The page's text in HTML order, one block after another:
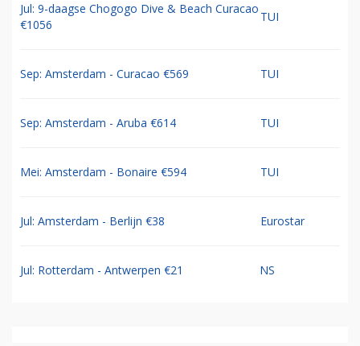
Jul: 9-daagse Chogogo Dive & Beach Curacao
€1056
TUI
Sep: Amsterdam - Curacao €569 TUI
Sep: Amsterdam - Aruba €614 TUI
Mei: Amsterdam - Bonaire €594 TUI
Jul: Amsterdam - Berlijn €38 Eurostar
Jul: Rotterdam - Antwerpen €21 NS